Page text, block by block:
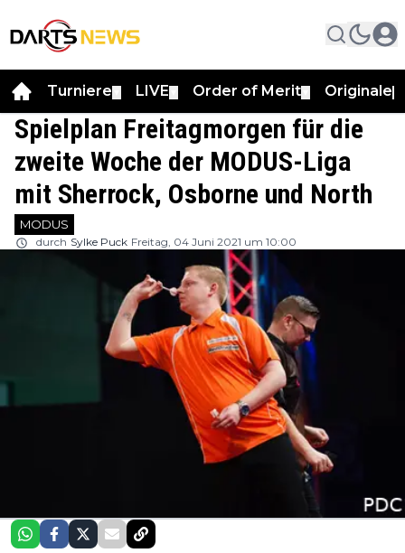
Turniere LIVE Order of Merit Originale
Spielplan Freitagmorgen für die
zweite Woche der MODUS-Liga
mit Sherrock, Osborne und North
MODUS
durch Sylke Puck Freitag, 04 Juni 2021 um 10:00